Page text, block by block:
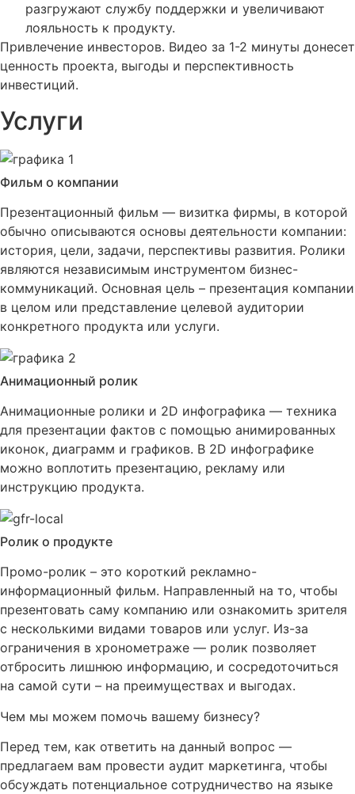
разгружают службу поддержки и увеличивают
лояльность к продукту.
Привлечение инвесторов. Видео за 1-2 минуты донесет
ценность проекта, выгоды и перспективность
инвестиций.
Услуги
Фильм о компании
Презентационный фильм — визитка фирмы, в которой
обычно описываются основы деятельности компании:
история, цели, задачи, перспективы развития. Ролики
являются независимым инструментом бизнес-
коммуникаций. Основная цель – презентация компании
в целом или представление целевой аудитории
конкретного продукта или услуги.
Анимационный ролик
Анимационные ролики и 2D инфографика — техника
для презентации фактов с помощью анимированных
иконок, диаграмм и графиков. В 2D инфографике
можно воплотить презентацию, рекламу или
инструкцию продукта.
Ролик о продукте
Промо-ролик – это короткий рекламно-
информационный фильм. Направленный на то, чтобы
презентовать саму компанию или ознакомить зрителя
с несколькими видами товаров или услуг. Из-за
ограничения в хронометраже — ролик позволяет
отбросить лишнюю информацию, и сосредоточиться
на самой сути – на преимуществах и выгодах.
Чем мы можем помочь вашему бизнесу?
Перед тем, как ответить на данный вопрос —
предлагаем вам провести аудит маркетинга, чтобы
обсуждать потенциальное сотрудничество на языке